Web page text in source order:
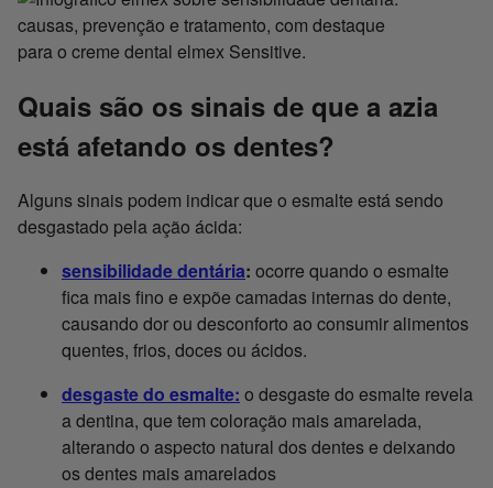
Quais são os sinais de que a azia
está afetando os dentes?
Alguns sinais podem indicar que o esmalte está sendo
desgastado pela ação ácida:
sensibilidade dentária: ocorre quando o esmalte
fica mais fino e expõe camadas internas do dente,
causando dor ou desconforto ao consumir alimentos
quentes, frios, doces ou ácidos.
desgaste do esmalte: o desgaste do esmalte revela
a dentina, que tem coloração mais amarelada,
alterando o aspecto natural dos dentes e deixando
os dentes mais amarelados